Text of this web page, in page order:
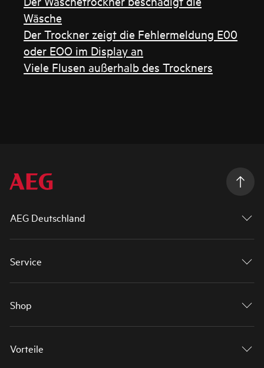
Wäsche
Der Trockner zeigt die Fehlermeldung E00
oder EOO im Display an
Viele Flusen außerhalb des Trockners
AEG Deutschland
Service
Shop
Vorteile